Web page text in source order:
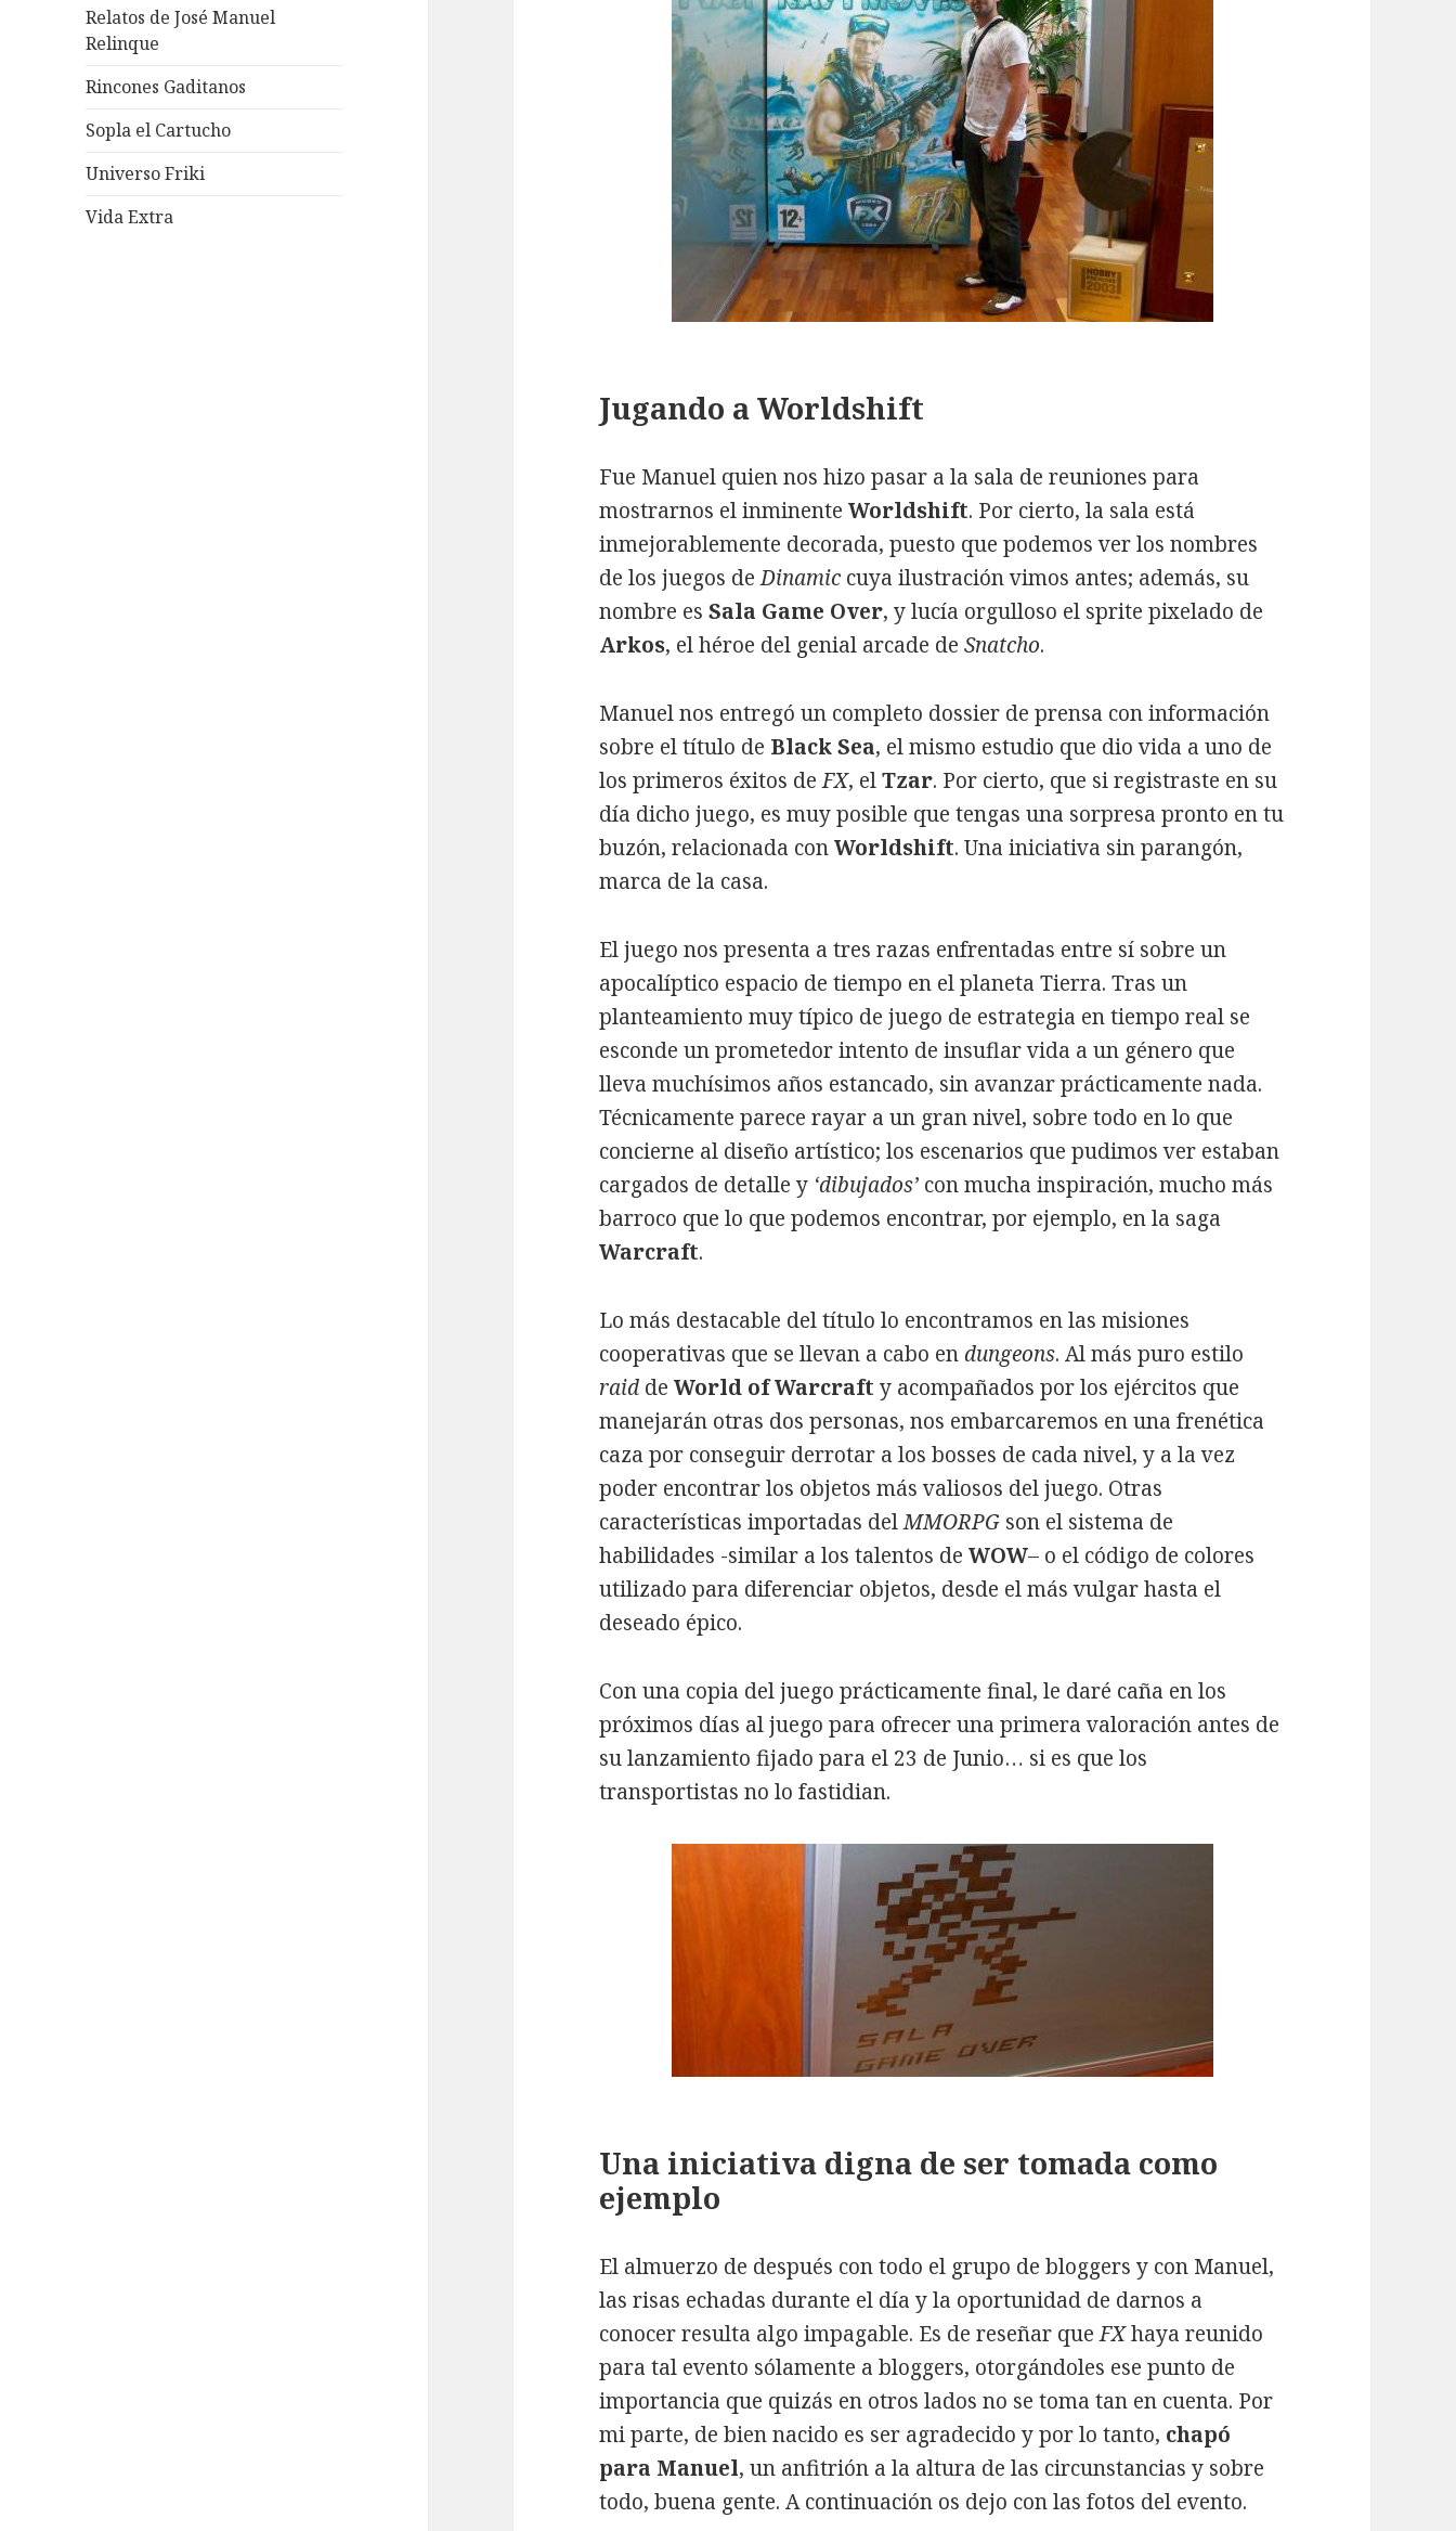
Relatos de José Manuel
Relinque
Rincones Gaditanos
Sopla el Cartucho
Universo Friki
Vida Extra
Jugando a Worldshift
Fue Manuel quien nos hizo pasar a la sala de reuniones para
mostrarnos el inminenteWorldshift. Por cierto, la sala está
inmejorablemente decorada, puesto que podemos ver los nombres
de los juegos deDinamiccuya ilustración vimos antes; además, su
nombre esSala Game Over, y lucía orgulloso el sprite pixelado de
Arkos, el héroe del genial arcade deSnatcho.
Manuel nos entregó un completo dossier de prensa con información
sobre el título de Black Sea, el mismo estudio que dio vida a uno de
los primeros éxitos deFX, elTzar. Por cierto, que si registraste en su
día dicho juego, es muy posible que tengas una sorpresa pronto en tu
buzón, relacionada conWorldshift. Una iniciativa sin parangón,
marca de la casa.
El juego nos presenta a tres razas enfrentadas entre sí sobre un
apocalíptico espacio de tiempo en el planeta Tierra. Tras un
planteamiento muy típico de juego de estrategia en tiempo real se
esconde un prometedor intento de insuflar vida a un género que
lleva muchísimos años estancado, sin avanzar prácticamente nada.
Técnicamente parece rayar a un gran nivel, sobre todo en lo que
concierne al diseño artístico; los escenarios que pudimos ver estaban
cargados de detalle y ‘dibujados’ con mucha inspiración, mucho más
barroco que lo que podemos encontrar, por ejemplo, en la saga
Warcraft.
Lo más destacable del título lo encontramos en las misiones
cooperativas que se llevan a cabo endungeons. Al más puro estilo
raid deWorld of Warcraft y acompañados por los ejércitos que
manejarán otras dos personas, nos embarcaremos en una frenética
caza por conseguir derrotar a los bosses de cada nivel, y a la vez
poder encontrar los objetos más valiosos del juego. Otras
características importadas delMMORPG son el sistema de
habilidades -similar a los talentos deWOW– o el código de colores
utilizado para diferenciar objetos, desde el más vulgar hasta el
deseado épico.
Con una copia del juego prácticamente final, le daré caña en los
próximos días al juego para ofrecer una primera valoración antes de
su lanzamiento fijado para el 23 de Junio… si es que los
transportistas no lo fastidian.
Una iniciativa digna de ser tomada como
ejemplo
El almuerzo de después con todo el grupo de bloggers y con Manuel,
las risas echadas durante el día y la oportunidad de darnos a
conocer resulta algo impagable. Es de reseñar queFXhaya reunido
para tal evento sólamente a bloggers, otorgándoles ese punto de
importancia que quizás en otros lados no se toma tan en cuenta. Por
mi parte, de bien nacido es ser agradecido y por lo tanto, chapó
para Manuel, un anfitrión a la altura de las circunstancias y sobre
todo, buena gente. A continuación os dejo con las fotos del evento.